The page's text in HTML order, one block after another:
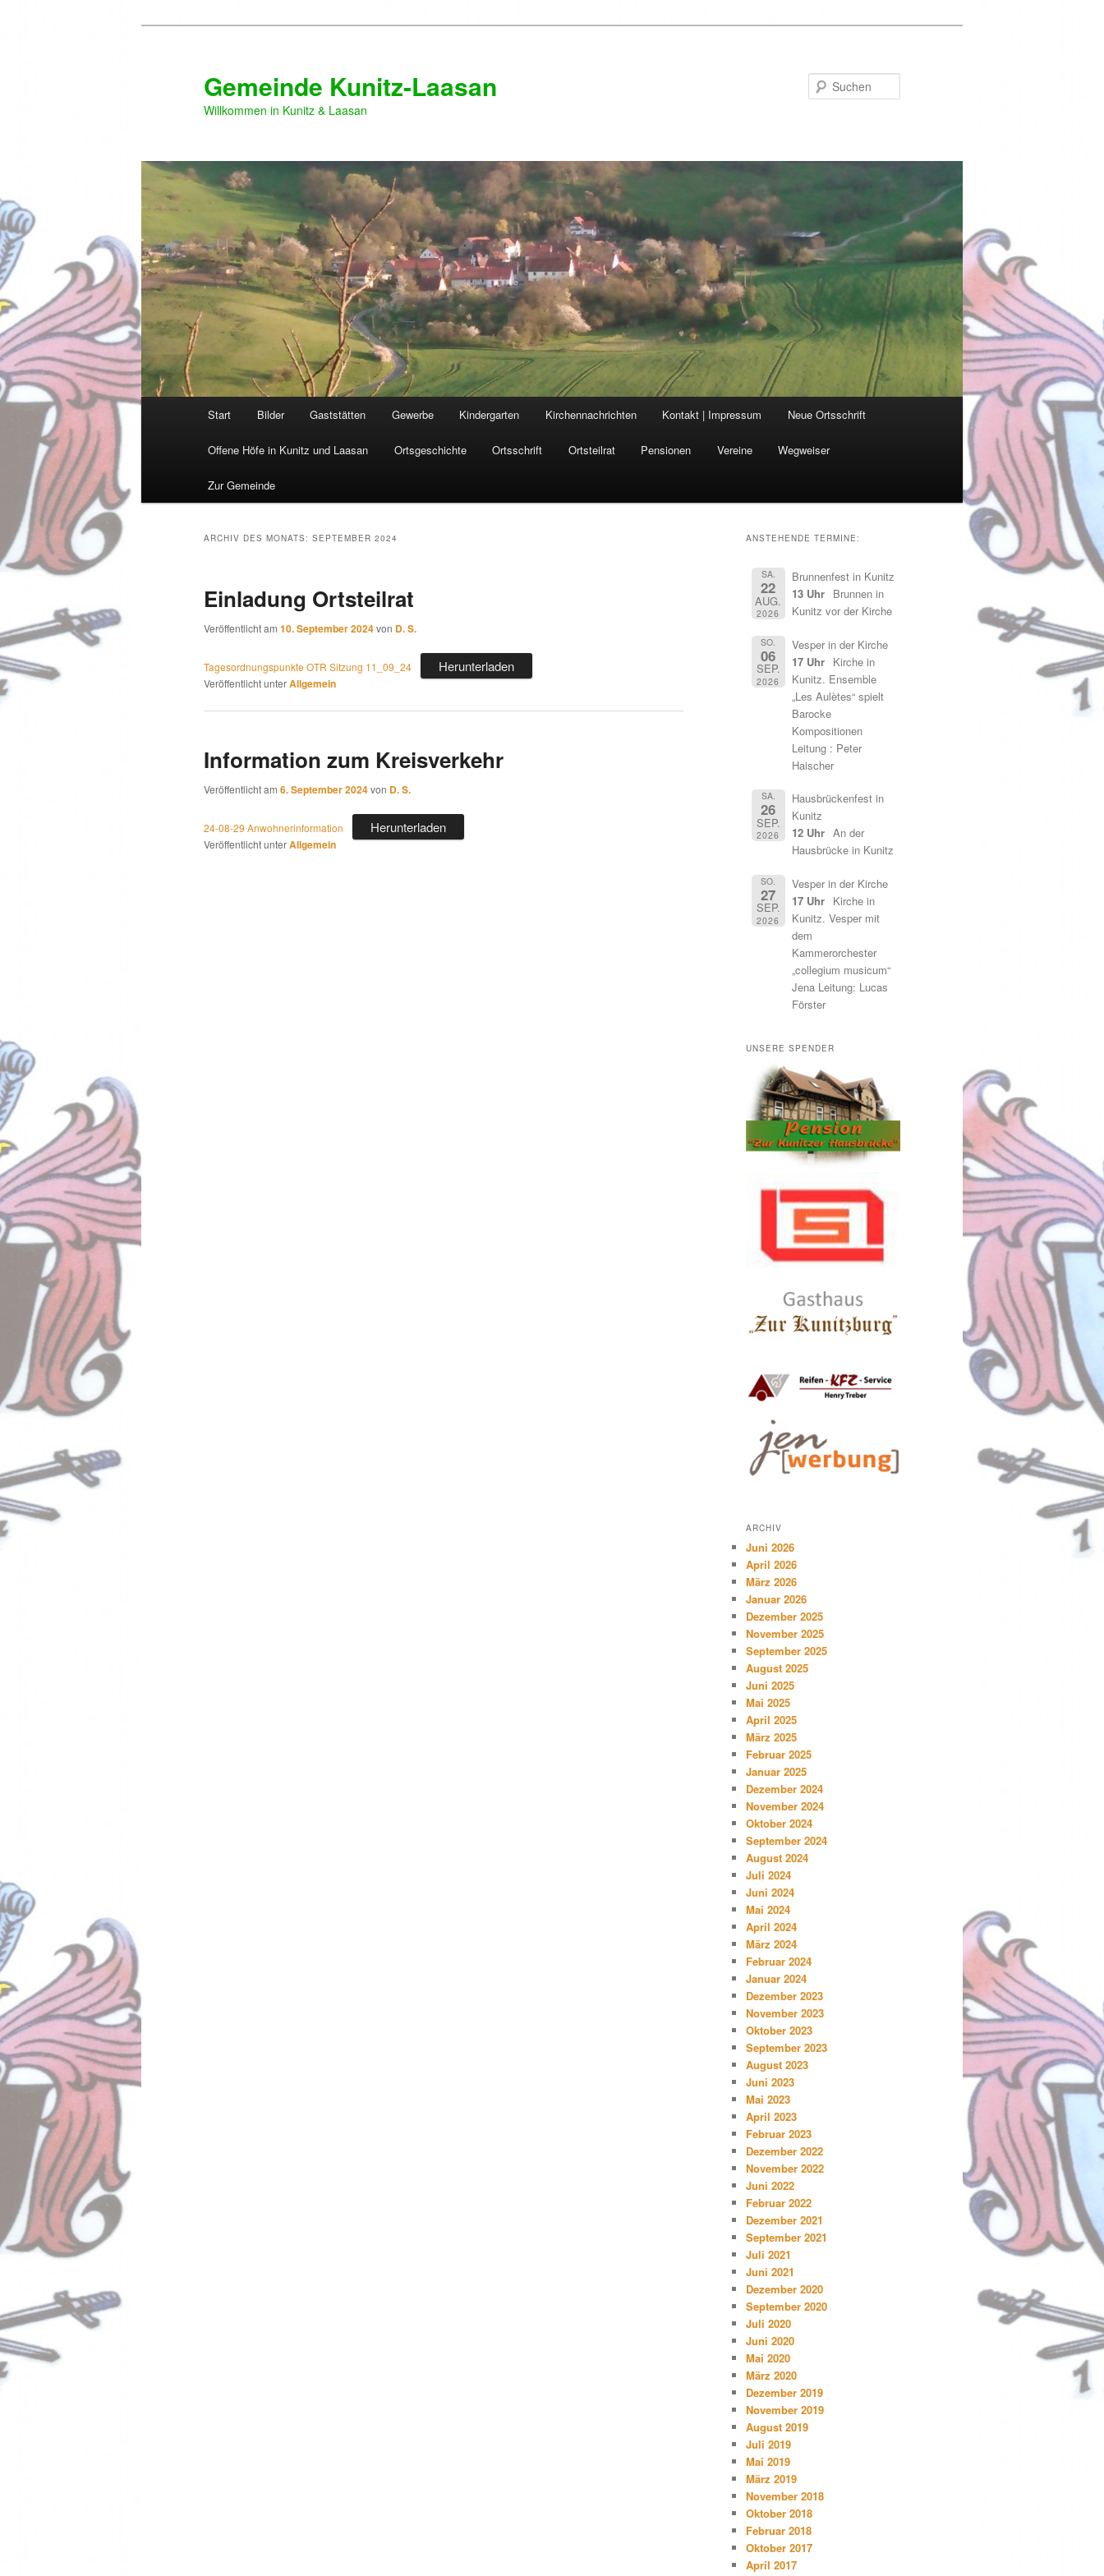
Gemeinde Kunitz-Laasan
Willkommen in Kunitz & Laasan
Start Bilder Gaststätten Gewerbe Kindergarten Kirchennachrichten Kontakt | Impressum Neue Ortsschrift
Offene Höfe in Kunitz und Laasan Ortsgeschichte Ortsschrift Ortsteilrat Pensionen Vereine Wegweiser
Zur Gemeinde
ARCHIV DES MONATS: SEPTEMBER 2024
Einladung Ortsteilrat
Veröffentlicht am 10. September 2024von D. S.
Tagesordnungspunkte OTR Sitzung 11_09_24 Herunterladen
Veröffentlicht unterAllgemein
Information zum Kreisverkehr
Veröffentlicht am 6. September 2024von D. S.
24-08-29 Anwohnerinformation Herunterladen
Veröffentlicht unterAllgemein
ANSTEHENDE TERMINE:
SA.
22
AUG.
2026
Brunnenfest in Kunitz
13 Uhr Brunnen in
Kunitz vor der Kirche
SO.
06
SEP.
2026
Vesper in der Kirche
17 Uhr Kirche in
Kunitz. Ensemble
„Les Aulètes“ spielt
Barocke
Kompositionen
Leitung : Peter
Haischer
SA.
26
SEP.
2026
Hausbrückenfest in
Kunitz
12 Uhr An der
Hausbrücke in Kunitz
SO.
27
SEP.
2026
Vesper in der Kirche
17 Uhr Kirche in
Kunitz. Vesper mit
dem
Kammerorchester
„collegium musicum“
Jena Leitung: Lucas
Förster
UNSERE SPENDER
ARCHIV
Juni 2026
April 2026
März 2026
Januar 2026
Dezember 2025
November 2025
September 2025
August 2025
Juni 2025
Mai 2025
April 2025
März 2025
Februar 2025
Januar 2025
Dezember 2024
November 2024
Oktober 2024
September 2024
August 2024
Juli 2024
Juni 2024
Mai 2024
April 2024
März 2024
Februar 2024
Januar 2024
Dezember 2023
November 2023
Oktober 2023
September 2023
August 2023
Juni 2023
Mai 2023
April 2023
Februar 2023
Dezember 2022
November 2022
Juni 2022
Februar 2022
Dezember 2021
September 2021
Juli 2021
Juni 2021
Dezember 2020
September 2020
Juli 2020
Juni 2020
Mai 2020
März 2020
Dezember 2019
November 2019
August 2019
Juli 2019
Mai 2019
März 2019
November 2018
Oktober 2018
Februar 2018
Oktober 2017
April 2017